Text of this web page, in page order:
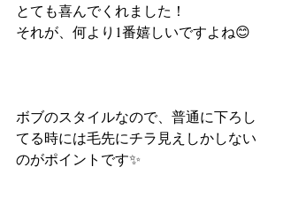
とても喜んでくれました！
それが、何より1番嬉しいですよね😊
ボブのスタイルなので、普通に下ろし
てる時には毛先にチラ見えしかしない
のがポイントです✨